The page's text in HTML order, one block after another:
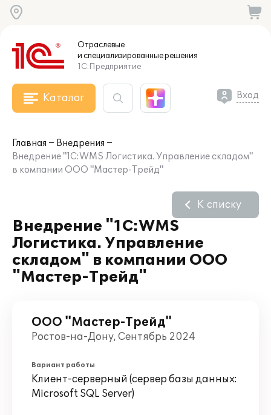
Отраслевые
и специализированныерешения
1С:Предприятие
Каталог Вход
Главная
Внедрения
Внедрение "1С:WMS Логистика. Управление складом"
в компании ООО "Мастер-Трейд"
Внедрение "1С:WMS
Логистика. Управление
складом" в компании ООО
"Мастер-Трейд"
К списку
ООО "Мастер-Трейд"
Ростов-на-Дону, Сентябрь 2024
Вариант работы
Клиент-серверный (сервер базы данных:
Microsoft SQL Server)